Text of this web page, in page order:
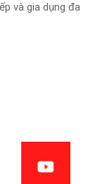
và gia dụng đa